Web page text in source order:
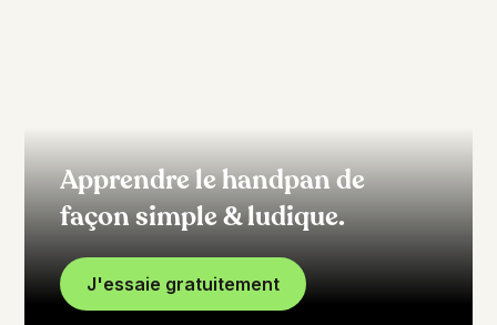
Apprendre le handpan de
façon simple & ludique.
J'essaie gratuitement